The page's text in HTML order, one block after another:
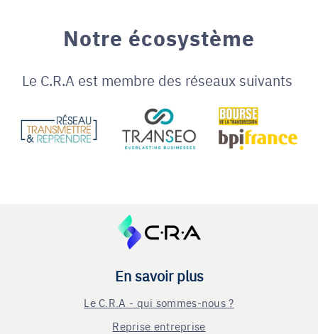
Notre écosystème
Le C.R.A est membre des réseaux suivants
En savoir plus
Le C.R.A - qui sommes-nous ?
Reprise entreprise